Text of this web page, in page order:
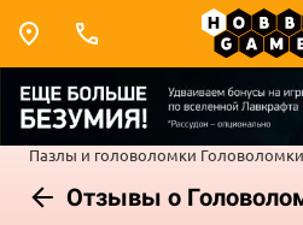
Пазлы и головоломки Головоломки
Отзывы о